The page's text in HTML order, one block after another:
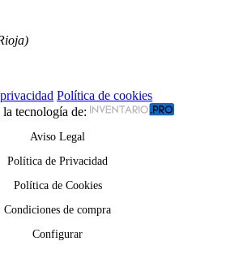
Política de cookies
tecnología de:
Aviso Legal
Política de Privacidad
Política de Cookies
Condiciones de compra
Configurar